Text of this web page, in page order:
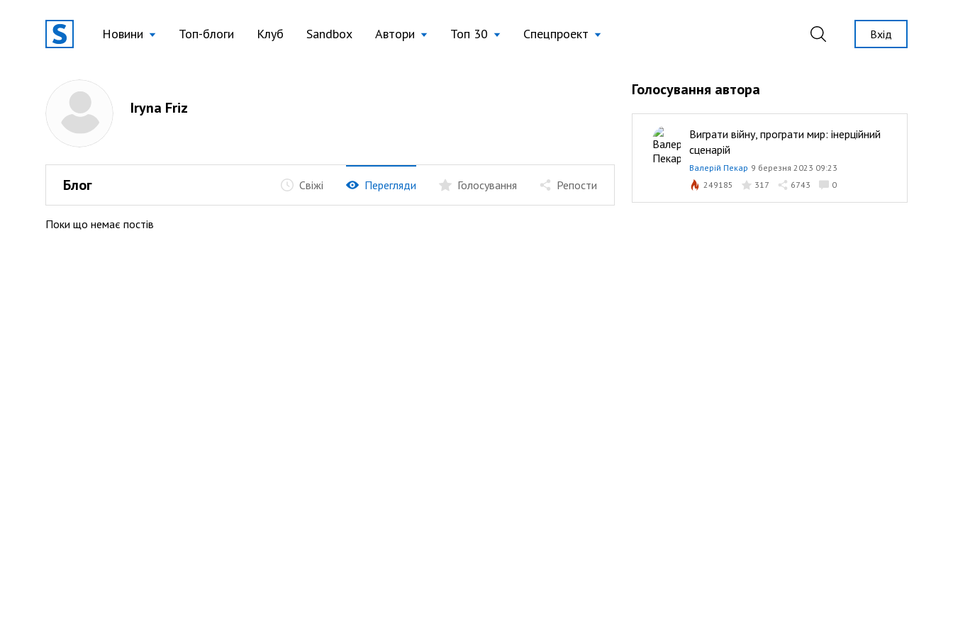
Новини Топ-блоги Клуб Sandbox Автори Топ 30 Спецпроект Вхід
Iryna Friz
Блог Свіжі Перегляди Голосування Репости
Поки що немає постів
Голосування автора
Виграти війну, програти мир: інерційний
сценарій
Валерій Пекар 9 березня 2023 09:23
249185
317 6743 0